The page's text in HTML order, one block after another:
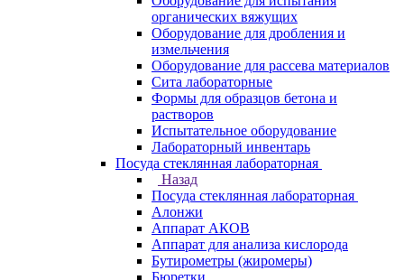
органических вяжущих
Оборудование для дробления и
измельчения
Оборудование для рассева материалов
Сита лабораторные
Формы для образцов бетона и
растворов
Испытательное оборудование
Лабораторный инвентарь
Посуда стеклянная лабораторная
Назад
Посуда стеклянная лабораторная
Алонжи
Аппарат АКОВ
Аппарат для анализа кислорода
Бутирометры (жиромеры)
Бюретки